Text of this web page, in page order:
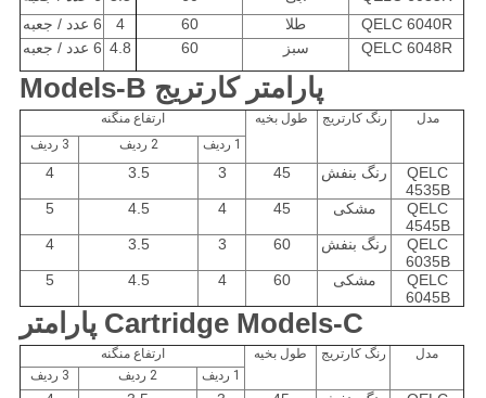
QELC 6040R
طلا 60
4
6 عدد / جعبه
QELC 6048R
سبز 60
4.8 6 عدد / جعبه
پارامتر کارتریج Models-B
مدل رنگ کارتریج طول بخیه
ارتفاع منگنه
1 ردیف
2 ردیف 3 ردیف
QELC
4535B
رنگ بنفش 45
3
3.5
4
QELC
4545B
مشکی 45
4
4.5
5
QELC
6035B
رنگ بنفش 60
3
3.5
4
QELC
6045B
مشکی 60
4
4.5
5
Cartridge Models-C پارامتر
مدل رنگ کارتریج طول بخیه
ارتفاع منگنه
1 ردیف
2 ردیف 3 ردیف